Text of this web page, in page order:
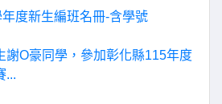
度新生編班名冊-含學號
謝O豪同學，參加彰化縣115年度
...